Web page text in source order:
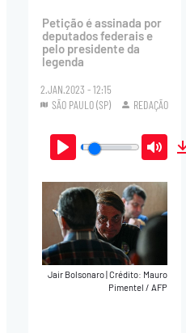
Petição é assinada por
deputados federais e
pelo presidente da
legenda
2.JAN.2023 - 12:15
SÃO PAULO (SP)
REDAÇÃO
Play Mute
Jair Bolsonaro Crédito: Mauro
Pimentel / AFP